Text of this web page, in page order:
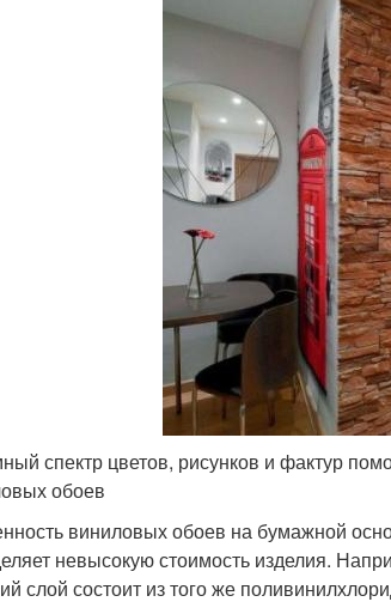
спектр цветов, рисунков и фактур
обоев
виниловых обоев на бумажной
невысокую стоимость изделия.
слой состоит из того же